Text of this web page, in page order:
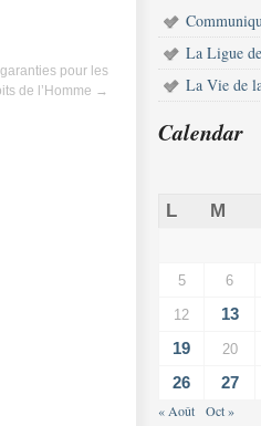
pour les
de l’Homme →
La Ligue
La Vie de
Calendar
L M
5 6
12 13
19 20
26 27
« Août Oct »